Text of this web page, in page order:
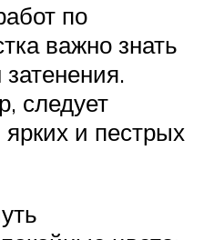
по
важно знать
следует
и пестрых